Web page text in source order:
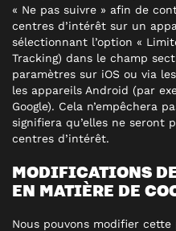
« Ne pas suivre » afin de
centres d’intérêt sur un
sélectionnant l’option «
Tracking) dans le champ
paramètres sur iOS ou via
les appareils Android (par
Google). Cela n’empêchera
signifiera qu’elles ne seront
centres d’intérêt.
MODIFICATIONS
EN MATIÈRE DE
Nous pouvons modifier